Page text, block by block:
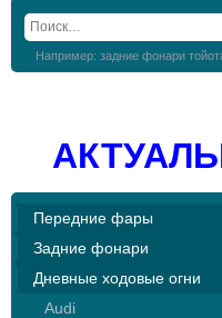
Например: задние фонари
Передние фары
Задние фонари
Дневные ходовые огни
Audi